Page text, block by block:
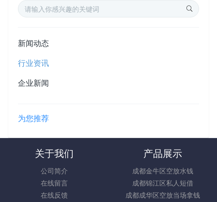
新闻动态
行业资讯
企业新闻
为您推荐
关于我们
公司简介
在线留言
在线反馈
产品展示
成都金牛区空放水钱
成都锦江区私人短借
成都成华区空放当场拿钱